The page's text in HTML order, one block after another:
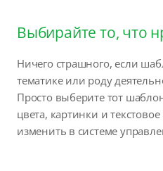
Выбирайте то, что
Ничего страшного, если
тематике или роду
Просто выберите тот
цвета, картинки и
изменить в системе